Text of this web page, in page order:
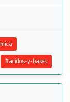
#acidos-y-bases